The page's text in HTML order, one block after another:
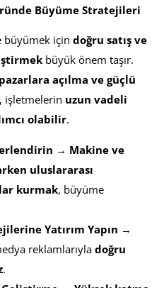
Büyüme Stratejileri
büyümek için doğru satış ve
büyük önem taşır.
açılma ve güçlü
, işletmelerin uzun vadeli
olabilir.
→ Makine ve
uluslararası
kurmak, büyüme
Yatırım Yapın →
reklamlarıyla doğru
.